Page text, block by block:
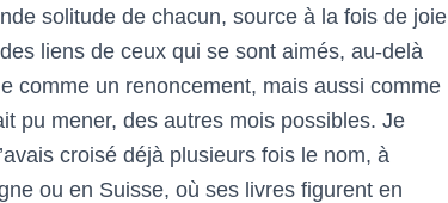
solitude de chacun, source à la fois de joie
liens de ceux qui se sont aimés, au-delà
comme un renoncement, mais aussi comme
pu mener, des autres mois possibles. Je
croisé déjà plusieurs fois le nom, à
ou en Suisse, où ses livres figurent en